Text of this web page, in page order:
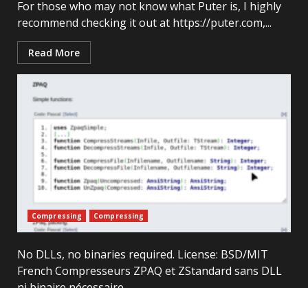
For those who may not know what Puter is, I highly
recommend checking it out at https://puter.com,...
Read More
Compressing Compressing
No DLLs, no binaries required. License: BSD/MIT
French Compresseurs ZPAQ et ZStandard sans DLL